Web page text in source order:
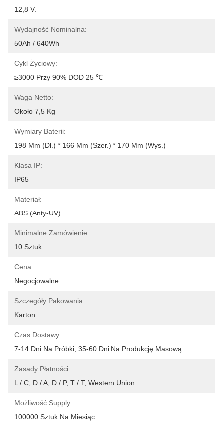
12,8 V.
Wydajność Nominalna:
50Ah / 640Wh
Cykl Życiowy:
≥3000 Przy 90% DOD 25 ℃
Waga Netto:
Około 7,5 Kg
Wymiary Baterii:
198 Mm (dł.) * 166 Mm (szer.) * 170 Mm (wys.)
Klasa IP:
IP65
Materiał:
ABS (anty-UV)
Minimalne Zamówienie:
10 Sztuk
Cena:
Negocjowalne
Szczegóły Pakowania:
Karton
Czas Dostawy:
7-14 Dni Na Próbki, 35-60 Dni Na Produkcję Masową
Zasady Płatności:
L / C, D / A, D / P, T / T, Western Union
Możliwość Supply:
100000 Sztuk Na Miesiąc